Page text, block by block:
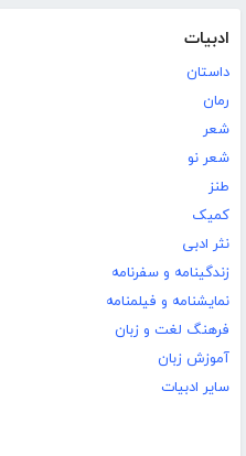
ادبیات
داستان
رمان
شعر
شعر نو
طنز
کمیک
نثر ادبی
زندگینامه و سفرنامه
نمایشنامه و فیلمنامه
فرهنگ لغت و زبان
آموزش زبان
سایر ادبیات